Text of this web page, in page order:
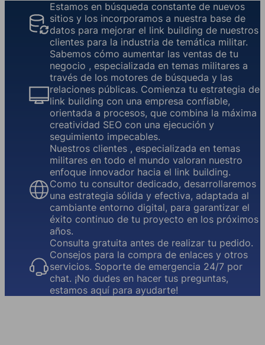
Estamos en búsqueda constante de nuevos
sitios y los incorporamos a nuestra base de
datos para mejorar el link building de nuestros
clientes para la industria de temática militar.
Sabemos cómo aumentar las ventas de tu
negocio , especializada en temas militares a
través de los motores de búsqueda y las
relaciones públicas. Comienza tu estrategia de
link building con una empresa confiable,
orientada a procesos, que combina la máxima
creatividad SEO con una ejecución y
seguimiento impecables.
Nuestros clientes , especializada en temas
militares en todo el mundo valoran nuestro
enfoque innovador hacia el link building.
Como tu consultor dedicado, desarrollaremos
una estrategia sólida y efectiva, adaptada al
cambiante entorno digital, para garantizar el
éxito continuo de tu proyecto en los próximos
años.
Consulta gratuita antes de realizar tu pedido.
Consejos para la compra de enlaces y otros
servicios. Soporte de emergencia 24/7 por
chat. ¡No dudes en hacer tus preguntas,
estamos aquí para ayudarte!